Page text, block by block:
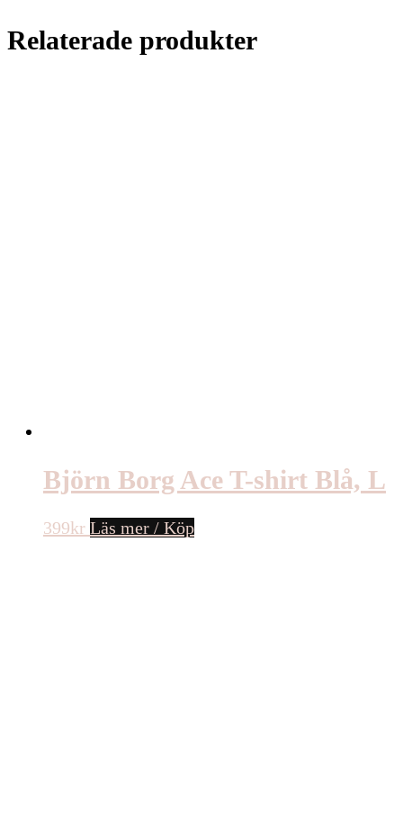
Relaterade produkter
Björn Borg Ace T-shirt Blå, L
399kr Läs mer / Köp